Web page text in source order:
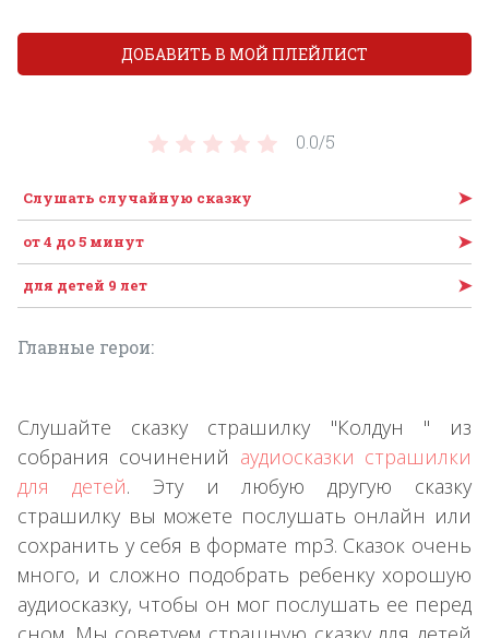
0.0/5
Слушать случайную сказку ➤
от 4 до 5 минут ➤
для детей 9 лет ➤
Главные герои:
ДОБАВИТЬ В МОЙ ПЛЕЙЛИСТ
Слушайте сказку страшилку "Колдун " из
собрания сочинений аудиосказки страшилки
для детей. Эту и любую другую сказку
страшилку вы можете послушать онлайн или
сохранить у себя в формате mp3. Сказок очень
много, и сложно подобрать ребенку хорошую
аудиосказку, чтобы он мог послушать ее перед